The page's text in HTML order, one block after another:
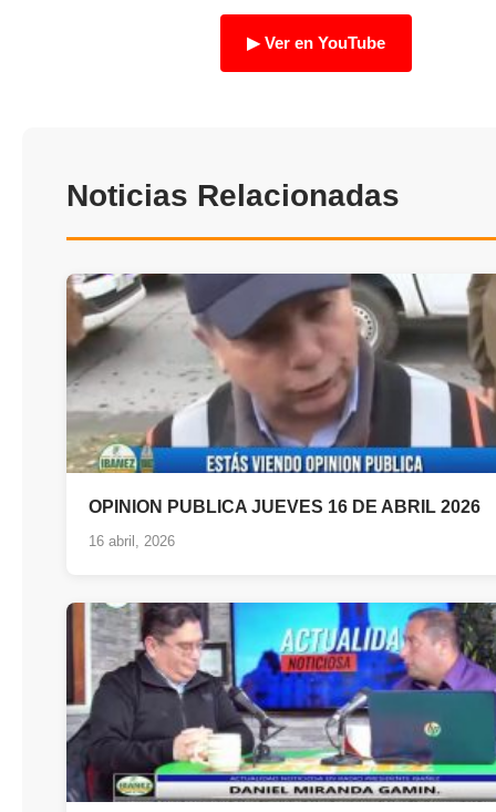
Ver en YouTube
Noticias Relacionadas
OPINION PUBLICA JUEVES 16 DE ABRIL 2026
16 abril, 2026